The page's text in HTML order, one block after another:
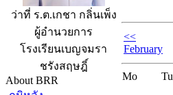
ว่าที่ ร.ต.เกชา กลิ่นเพ็ง
ผู้อำนวยการ
โรงเรียนเบญจมรา
ชรังสฤษฎิ์
About BRR
<<
February
Mo Tu